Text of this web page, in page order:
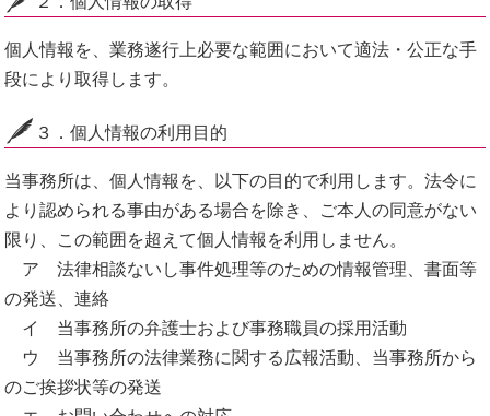
個人情報を、業務遂行上必要な範囲において適法・公正な手
段により取得します。
３．個人情報の利用目的
当事務所は、個人情報を、以下の目的で利用します。法令に
より認められる事由がある場合を除き、ご本人の同意がない
限り、この範囲を超えて個人情報を利用しません。
ア 法律相談ないし事件処理等のための情報管理、書面等
の発送、連絡
イ 当事務所の弁護士および事務職員の採用活動
ウ 当事務所の法律業務に関する広報活動、当事務所から
のご挨拶状等の発送